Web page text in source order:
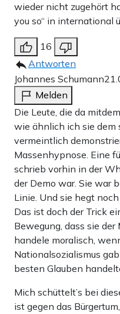
wieder nicht zugehört
you so“ in international
16
Antworten
Johannes Schumann
Melden
Die Leute, die da
wie ähnlich ich sie dem
vermeintlich
Massenhypnose. Eine
schrieb vorhin in der
der Demo war. Sie war
Linie. Und sie hegt
Das ist doch der Trick
Bewegung, dass sie der
handele moralisch,
Nationalsozialismus
besten Glauben
Mich schüttelt’s bei
ist gegen das